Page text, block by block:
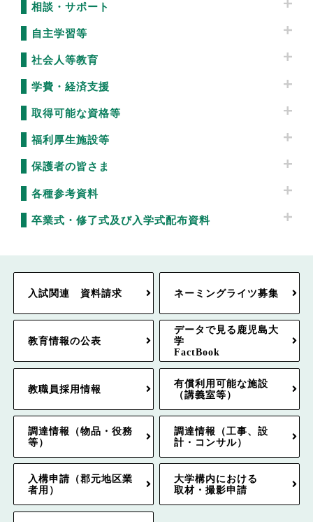
相談・サポート
自主学習等
社会人等教育
学費・経済支援
取得可能な資格等
福利厚生施設等
保護者の皆さま
各種参考資料
卒業式・修了式及び入学式配布資料
入試関連 資料請求 ネーミングライツ募集
教育情報の公表
データで見る鹿児島大
学
FactBook
教職員採用情報
有償利用可能な施設
（講義室等）
調達情報（物品・役務
等）
調達情報（工事、設
計・コンサル）
入構申請（郡元地区業
者用）
大学構内における
取材・撮影申請